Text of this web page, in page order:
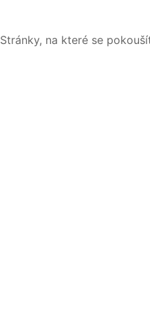
Stránky, na které se